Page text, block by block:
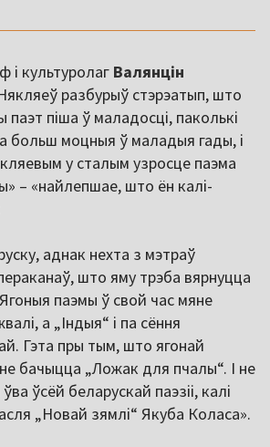
і культуролаг Валянцін
разбурыў стэрэатып, што
піша ў маладосці, паколькі
больш моцныя ў маладыя гады, і
у сталым узросце паэма
– «найлепшае, што ён калі-
аднак нехта з мэтраў
што яму трэба вярнуцца
паэмы ў свой час мяне
а „Індыя“ і па сёння
Гэта пры тым, што ягонай
бачыцца „Ложак для пчалы“. І не
ўсёй беларускай паэзіі, калі
„Новай зямлі“ Якуба Коласа».